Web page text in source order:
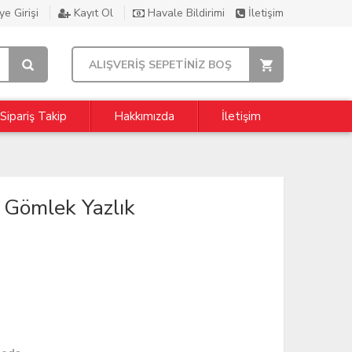
Girişi Kayıt Ol Havale Bildirimi İletişim
ALIŞVERİŞ SEPETİNİZ BOŞ
Sipariş Takip Hakkımızda İletişim
Yazlık